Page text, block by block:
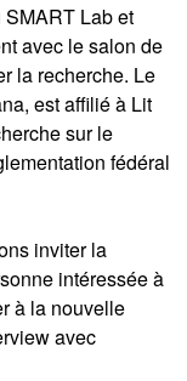
Lab et
avec le salon de
la recherche. Le
est affilié à Lit
sur le
fédéral
inviter la
intéressée à
à la nouvelle
avec